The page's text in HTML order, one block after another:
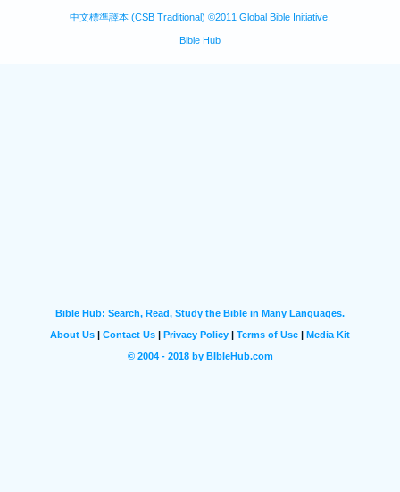
中文標準譯本 (CSB Traditional) ©2011 Global Bible Initiative.
Bible Hub